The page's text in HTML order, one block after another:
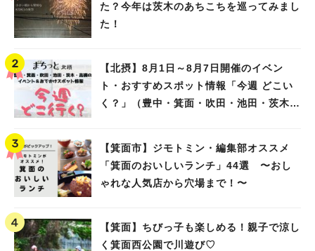
た？今年は茨木のあちこちを巡ってみまし
た！
【北摂】8月1日～8月7日開催のイベン
ト・おすすめスポット情報「今週 どこい
く？」（豊中・箕面・吹田・池田・茨木・
【箕面市】ジモトミン・編集部オススメ
「箕面のおいしいランチ」44選 〜おし
ゃれな人気店から穴場まで！〜
【箕面】ちびっ子も楽しめる！親子で涼し
く箕面西公園で川遊び♡